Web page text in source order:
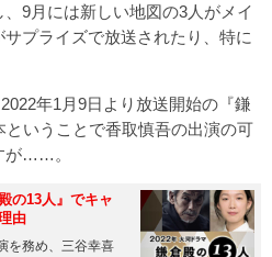
9月には新しい地図の3人がメイ
プライズで放送されたり、特に
年1月9日より放送開始の『鎌
いうことで香取慎吾の出演の可
が……。
の13人』でキャ
由
を務め、三谷幸喜